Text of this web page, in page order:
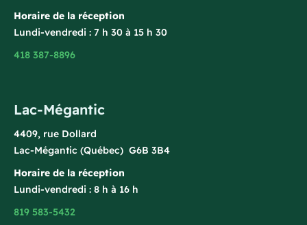
Horaire de la réception
Lundi-vendredi : 7 h 30 à 15 h 30
418 387-8896
Lac-Mégantic
4409, rue Dollard
Lac-Mégantic (Québec) G6B 3B4
Horaire de la réception
Lundi-vendredi : 8 h à 16 h
819 583-5432